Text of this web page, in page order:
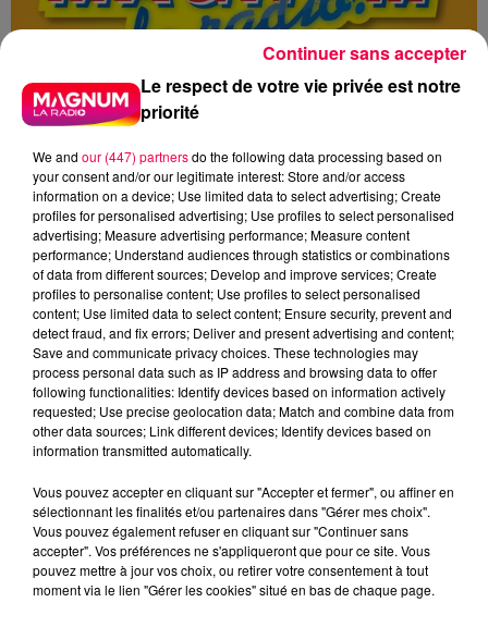
podcasts/2022/11/Les-Infos-People-du-lundi-07-
novembre.mp3
Le respect de votre vie privée est notre
priorité
We and our (447) partnersdo the following data processing based on
your consent and/or our legitimate interest: Store and/or access
information on a device; Use limited data to select advertising; Create
profiles for personalised advertising; Use profiles to select personalised
advertising; Measure advertising performance; Measure content
performance; Understand audiences through statistics or combinations
of data from different sources; Develop and improve services; Create
profiles to personalise content; Use profiles to select personalised
content; Use limited data to select content; Ensure security, prevent and
detect fraud, and fix errors; Deliver and present advertising and content;
Save and communicate privacy choices. These technologies may
process personal data such as IP address and browsing data to offer
following functionalities: Identify devices based on information actively
requested; Use precise geolocation data; Match and combine data from
other data sources; Link different devices; Identify devices based on
information transmitted automatically.
Vous pouvez accepter en cliquant sur "Accepter et fermer", ou affiner en
sélectionnant les finalités et/ou partenaires dans "Gérer mes choix".
Vous pouvez également refuser en cliquant sur "Continuer sans
accepter". Vos préférences ne s'appliqueront que pour ce site. Vous
pouvez mettre à jour vos choix, ou retirer votre consentement à tout
moment via le lien "Gérer les cookies" situé en bas de chaque page.
Continuer sans accepter